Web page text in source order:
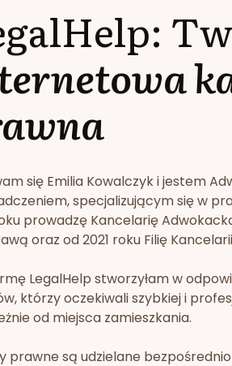
się Emilia Kowalczyk i jestem
specjalizującym się w
prowadzę Kancelarię
oraz od 2021 roku Filię
LegalHelp stworzyłam w
którzy oczekiwali szybkiej i
od miejsca zamieszkania.
prawne są udzielane